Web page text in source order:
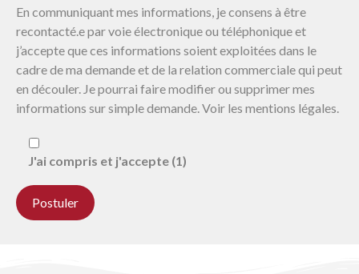
En communiquant mes informations, je consens à être
recontacté.e par voie électronique ou téléphonique et
j’accepte que ces informations soient exploitées dans le
cadre de ma demande et de la relation commerciale qui peut
en découler. Je pourrai faire modifier ou supprimer mes
informations sur simple demande. Voir les mentions légales.
J'ai compris et j'accepte (1)